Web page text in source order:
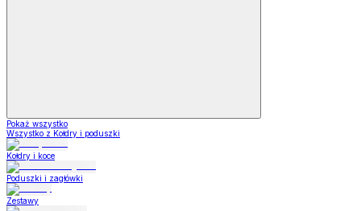
Pokaż wszystko
Wszystko z Kołdry i poduszki
Kołdry i koce
Poduszki i zagłówki
Zestawy